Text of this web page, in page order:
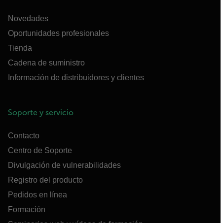
Novedades
Oportunidades profesionales
Tienda
Cadena de suministro
Información de distribuidores y clientes
Soporte y servicio
Contacto
Centro de Soporte
Divulgación de vulnerabilidades
Registro del producto
Pedidos en línea
Formación